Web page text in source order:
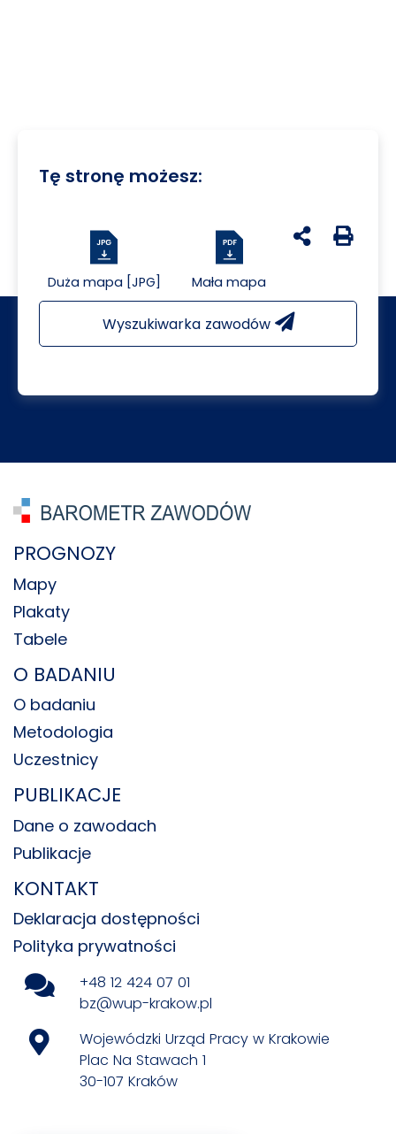
Tę stronę możesz:
Duża mapa [JPG] Mała mapa
udostępnij na
Generuj
Wyszukiwarka zawodów
PROGNOZY
Mapy
Plakaty
Tabele
O BADANIU
O badaniu
Metodologia
Uczestnicy
PUBLIKACJE
Dane o zawodach
Publikacje
KONTAKT
Deklaracja dostępności
Polityka prywatności
+48 12 424 07 01
bz@wup-krakow.pl
Wojewódzki Urząd Pracy w Krakowie
Plac Na Stawach 1
30-107 Kraków